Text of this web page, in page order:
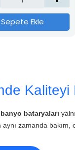
Sepete Ekle
Kaliteyi
banyo bataryaları
zamanda